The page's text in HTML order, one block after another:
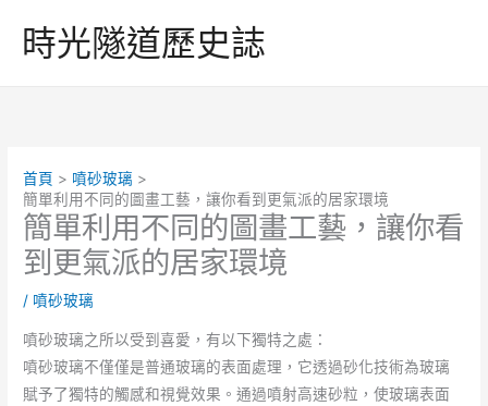
時光隧道歷史誌
首頁
噴砂玻璃
簡單利用不同的圖畫工藝，讓你看到更氣派的居家環境
簡單利用不同的圖畫工藝，讓你看
到更氣派的居家環境
/ 噴砂玻璃
噴砂玻璃之所以受到喜愛，有以下獨特之處：
噴砂玻璃不僅僅是普通玻璃的表面處理，它透過砂化技術為玻璃
賦予了獨特的觸感和視覺效果。通過噴射高速砂粒，使玻璃表面